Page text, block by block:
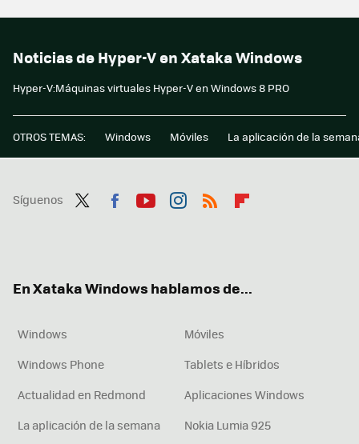
Noticias de Hyper-V en Xataka Windows
Hyper-V:Máquinas virtuales Hyper-V en Windows 8 PRO
OTROS TEMAS: Windows Móviles La aplicación de la
Síguenos
En Xataka Windows hablamos de...
Windows
Móviles
Windows Phone
Tablets e Híbridos
Actualidad en Redmond
Aplicaciones Windows
La aplicación de la semana
Nokia Lumia 925